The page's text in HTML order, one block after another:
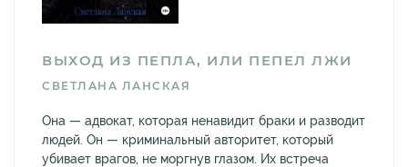
ВЫХОД ИЗ ПЕПЛА, ИЛИ ПЕПЕЛ ЛЖИ
СВЕТЛАНА ЛАНСКАЯ
Она — адвокат, которая ненавидит браки и разводит
людей. Он — криминальный авторитет, который
убивает врагов, не моргнув глазом. Их встреча